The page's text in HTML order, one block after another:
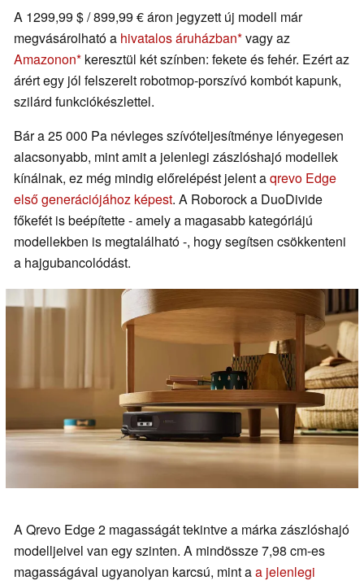
A 1299,99 $ / 899,99 € áron jegyzett új modell már
megvásárolható a hivatalos áruházban vagy az
Amazonon keresztül két színben: fekete és fehér. Ezért az
árért egy jól felszerelt robotmop-porszívó kombót kapunk,
szilárd funkciókészlettel.
Bár a 25 000 Pa névleges szívóteljesítménye lényegesen
alacsonyabb, mint amit a jelenlegi zászlóshajó modellek
kínálnak, ez még mindig előrelépést jelent aqrevo Edge
első generációjához képest. A Roborock a DuoDivide
főkefét is beépítette - amely a magasabb kategóriájú
modellekben is megtalálható -, hogy segítsen csökkenteni
a hajgubancolódást.
A Qrevo Edge 2 magasságát tekintve a márka zászlóshajó
modelljeivel van egy szinten. A mindössze 7,98 cm-es
magasságával ugyanolyan karcsú, mint aa jelenlegi